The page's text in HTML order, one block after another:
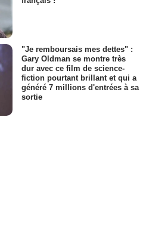
"Je remboursais mes dettes" :
Gary Oldman se montre très
dur avec ce film de science-
fiction pourtant brillant et qui a
généré 7 millions d'entrées à sa
sortie